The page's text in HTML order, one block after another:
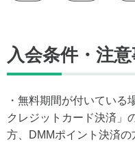
入会条件・注
・無料期間が付いている
クレジットカード決済」
方、DMMポイント決済